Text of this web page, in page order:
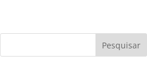
Pesquisar